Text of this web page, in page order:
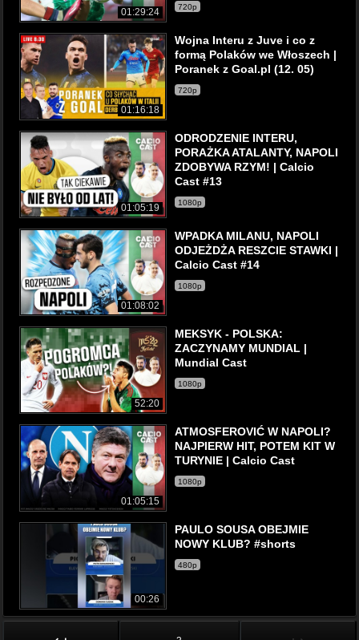
01:29:24 720p
01:16:18
Wojna Interu z Juve i co z
formą Polaków we Włoszech |
Poranek z Goal.pl (12. 05)
720p
01:05:19
ODRODZENIE INTERU,
PORAŻKA ATALANTY, NAPOLI
ZDOBYWA RZYM! | Calcio
Cast #13
1080p
01:08:02
WPADKA MILANU, NAPOLI
ODJEŻDŻA RESZCIE STAWKI |
Calcio Cast #14
1080p
52:20
MEKSYK - POLSKA:
ZACZYNAMY MUNDIAL |
Mundial Cast
1080p
01:05:15
ATMOSFEROVIĆ W NAPOLI?
NAJPIERW HIT, POTEM KIT W
TURYNIE | Calcio Cast
1080p
00:26
PAULO SOUSA OBEJMIE
NOWY KLUB? #shorts
480p